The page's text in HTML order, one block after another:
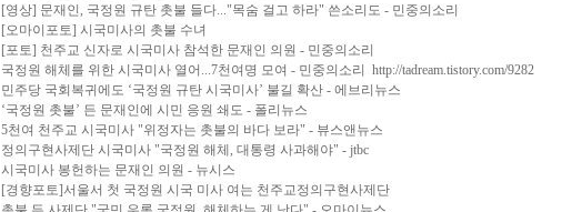
[영상] 문재인, 국정원 규탄 촛불 들다..."목숨 걸고 하라" 쓴소리도 - 민중의소리
[오마이포토] 시국미사의 촛불 수녀
[포토] 천주교 신자로 시국미사 참석한 문재인 의원 - 민중의소리
국정원 해체를 위한 시국미사 열어...7천여명 모여 - 민중의소리
http://tadream.tistory.com/9282
민주당 국회복귀에도 ‘국정원 규탄 시국미사’ 불길 확산 - 에브리뉴스
‘국정원 촛불’ 든 문재인에 시민 응원 쇄도 - 폴리뉴스
5천여 천주교 시국미사 "위정자는 촛불의 바다 보라" - 뷰스앤뉴스
정의구현사제단 시국미사 "국정원 해체, 대통령 사과해야" - jtbc
시국미사 봉헌하는 문재인 의원 - 뉴시스
[경향포토]서울서 첫 국정원 시국 미사 여는 천주교정의구현사제단